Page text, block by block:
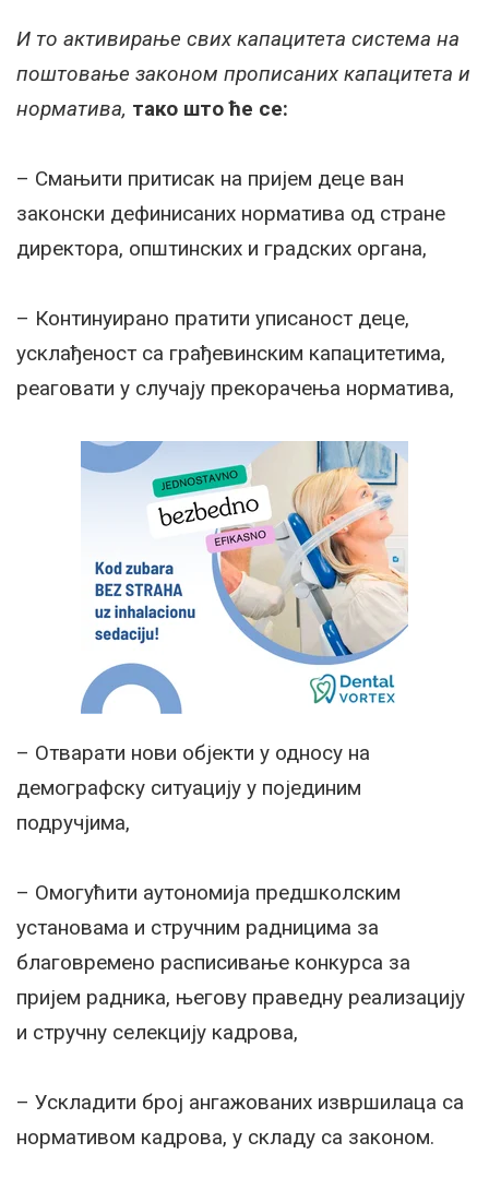
И то активирање свих капацитета система на
поштовање законом прописаних капацитета и
норматива, тако што ће се:
– Смањити притисак на пријем деце ван
законски дефинисаних норматива од стране
директора, општинских и градских органа,
– Континуирано пратити уписаност деце,
усклађеност са грађевинским капацитетима,
реаговати у случају прекорачења норматива,
– Отварати нови објекти у односу на
демографску ситуацију у појединим
подручјима,
– Омогућити аутономија предшколским
установама и стручним радницима за
благовремено расписивање конкурса за
пријем радника, његову праведну реализацију
и стручну селекцију кадрова,
– Ускладити број ангажованих извршилаца са
нормативом кадрова, у складу са законом.